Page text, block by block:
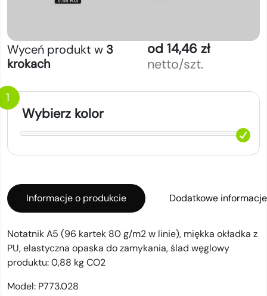
Wyceń produkt w 3
krokach
od 14,46 zł
netto/szt.
1
Wybierz kolor
Informacje o produkcie Dodatkowe informacje
Notatnik A5 (96 kartek 80 g/m2 w linie), miękka okładka z
PU, elastyczna opaska do zamykania, ślad węglowy
produktu: 0,88 kg CO2
Model: P773.028